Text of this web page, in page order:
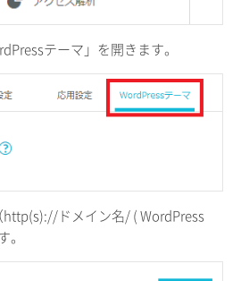
テーマ」を開きます。
http(s)://ドメイン名/ ( WordPress